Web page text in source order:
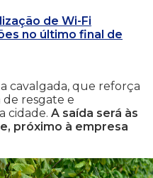
de Wi-Fi
no último final de
cavalgada, que reforça
de resgate e
cidade. A saída será às
próximo à empresa